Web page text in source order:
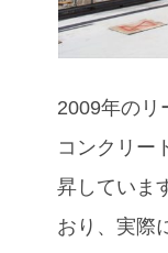
2009年のリ
コンクリー
昇していま
おり、実際